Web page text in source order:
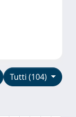
Tutti (104)